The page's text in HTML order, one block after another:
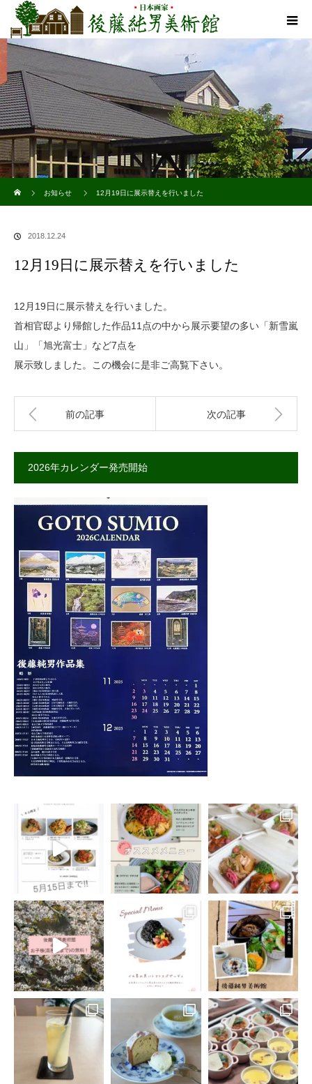
お知らせ
12月19日に展示替えを行いました
2018.12.24
12月19日に展示替えを行いました
12月19日に展示替えを行いました。
首相官邸より帰館した作品11点の中から展示要望の多い「新雪嵐
山」「旭光富士」など7点を
展示致しました。この機会に是非ご高覧下さい。
前の記事 次の記事
2026年カレンダー発売開始